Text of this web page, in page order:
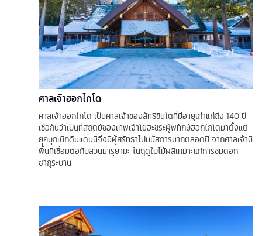
ศาลเจ้าฮอกไกโด
ศาลเจ้าฮอกไกโด เป็นศาลเจ้าของลัทธิชินโตที่มีอายุเก่าแก่ถึง 140 ปี
เชื่อกันว่าเป็นที่สถิตย์ของเทพเจ้าโยฮะชิระผู้พิทักษ์ฮอกไกโดมาตั้งแต่
ยุคบุกเบิกดินแดนนี้จึงมีผู้ศรัทธาไปมนัสการมากตลอดปี จากศาลเจ้ามี
พื้นที่เชื่อมต่อกับสวนมารุยามะ ในฤดูใบไม้ผลิเหมาะแก่การชมดอก
ซากุระบาน